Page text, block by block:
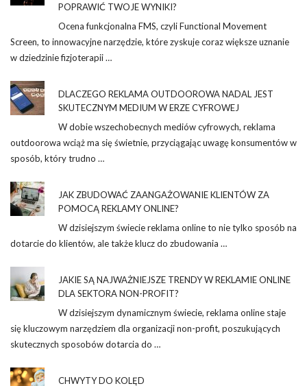
POPRAWIĆ TWOJE WYNIKI?
Ocena funkcjonalna FMS, czyli Functional Movement
Screen, to innowacyjne narzędzie, które zyskuje coraz większe uznanie
w dziedzinie fizjoterapii …
DLACZEGO REKLAMA OUTDOOROWA NADAL JEST
SKUTECZNYM MEDIUM W ERZE CYFROWEJ
W dobie wszechobecnych mediów cyfrowych, reklama
outdoorowa wciąż ma się świetnie, przyciągając uwagę konsumentów w
sposób, który trudno …
JAK ZBUDOWAĆ ZAANGAŻOWANIE KLIENTÓW ZA
POMOCĄ REKLAMY ONLINE?
W dzisiejszym świecie reklama online to nie tylko sposób na
dotarcie do klientów, ale także klucz do zbudowania …
JAKIE SĄ NAJWAŻNIEJSZE TRENDY W REKLAMIE ONLINE
DLA SEKTORA NON-PROFIT?
W dzisiejszym dynamicznym świecie, reklama online staje
się kluczowym narzędziem dla organizacji non-profit, poszukujących
skutecznych sposobów dotarcia do …
CHWYTY DO KOLĘD